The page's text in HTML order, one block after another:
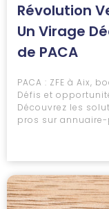
Révolution
Un Virage
de PACA
PACA : ZFE à Aix,
Défis et
Découvrez les
pros sur